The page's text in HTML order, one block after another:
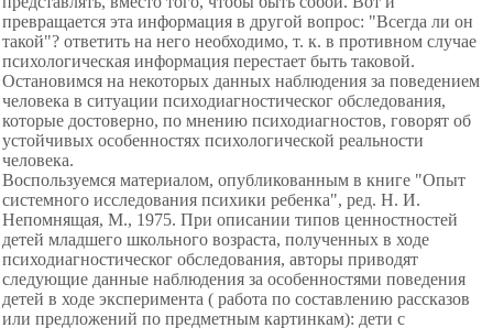
превращается эта информация в другой вопрос: "Всегда ли он
такой"? ответить на него необходимо, т. к. в противном случае
психологическая информация перестает быть таковой.
Остановимся на некоторых данных наблюдения за поведением
человека в ситуации психодиагностическог обследования,
которые достоверно, по мнению психодиагностов, говорят об
устойчивых особенностях психологической реальности
человека.
Воспользуемся материалом, опубликованным в книге "Опыт
системного исследования психики ребенка", ред. Н. И.
Непомнящая, М., 1975. При описании типов ценностностей
детей младшего школьного возраста, полученных в ходе
психодиагностическог обследования, авторы приводят
следующие данные наблюдения за особенностями поведения
детей в ходе эксперимента ( работа по составлению рассказов
или предложений по предметным картинкам): дети с